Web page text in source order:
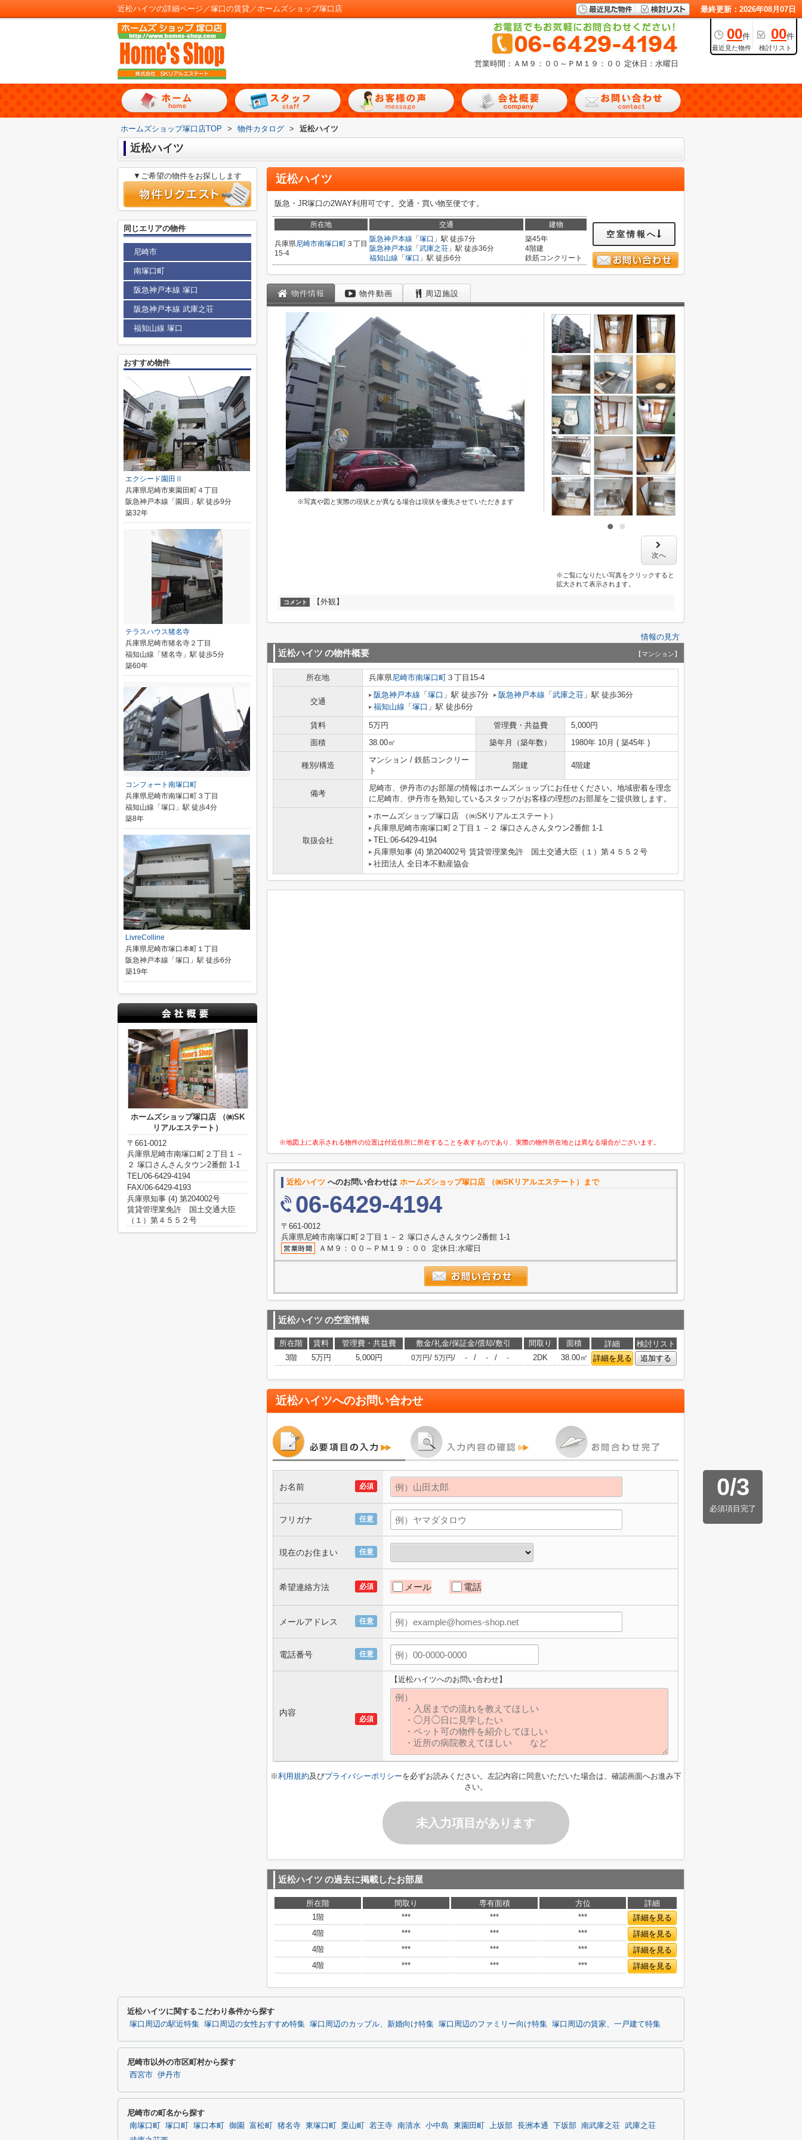
近松ハイツの詳細ページ／塚口の賃貸／ホームズショップ塚口店 最終更新：2026年08月07日
00件
最近見た物件
00件
検討リスト
営業時間：ＡＭ９：００～ＰＭ１９：００ 定休日：水曜日
ホームズショップ塚口店TOP > 物件カタログ > 近松ハイツ
近松ハイツ
近松ハイツ
阪急・JR塚口の2WAY利用可です。交通・買い物至便です。
所在地 交通 建物
兵庫県尼崎市南塚口町 ３丁目
15-4
阪急神戸本線 「 塚口 」駅 徒歩7分
阪急神戸本線 「 武庫之荘 」駅 徒歩36分
福知山線 「 塚口 」駅 徒歩6分
築45年
4階建
鉄筋コンクリート
空室情報へ
物件情報 物件動画 周辺施設
※写真や図と実際の現状とが異なる場合は現状を優先させていただきます
次へ
※ご覧になりたい写真をクリックすると
拡大されて表示されます。
コメント 【外観】
情報の見方
近松ハイツ の物件概要 【マンション】
所在地 兵庫県尼崎市南塚口町 ３丁目15-4
交通
阪急神戸本線 「 塚口 」駅 徒歩7分 阪急神戸本線 「 武庫之荘 」駅 徒歩36分
福知山線 「 塚口 」駅 徒歩6分
賃料 5万円 管理費・共益費
5,000円
面積
38.00㎡ 築年月（築年数） 1980年 10月 ( 築45年 )
種別/構造
マンション / 鉄筋コンクリー
ト
階建 4階建
備考
尼崎市、伊丹市のお部屋の情報はホームズショップにお任せください。地域密着を理念
に尼崎市、伊丹市を熟知しているスタッフがお客様の理想のお部屋をご提供致します。
取扱会社
ホームズショップ塚口店 （㈱SKリアルエステート）
兵庫県尼崎市南塚口町２丁目１－２ 塚口さんさんタウン2番館 1-1
TEL:06-6429-4194
兵庫県知事 (4) 第204002号 賃貸管理業免許 国土交通大臣（１）第４５５２号
社団法人 全日本不動産協会
※地図上に表示される物件の位置は付近住所に所在することを表すものであり、実際の物件所在地とは異なる場合がございます。
近松ハイツ へのお問い合わせは ホームズショップ塚口店 （㈱SKリアルエステート）まで
06-6429-4194
〒661-0012
兵庫県尼崎市南塚口町２丁目１－２ 塚口さんさんタウン2番館 1-1
ＡＭ９：００～ＰＭ１９：００ 定休日:水曜日
近松ハイツ の空室情報
所在階 賃料 管理費・共益費 敷金/礼金/保証金/償却/敷引 間取り 面積 詳細
検討リスト
3階
5万円 5,000円 0万円/ 5万円/ - / - / - 2DK 38.00㎡ 詳細を見る 追加する
近松ハイツへのお問い合わせ
0/3
必須項目完了
必須
お名前
任意
フリガナ
任意
現在のお住まい
必須
希望連絡方法 メール 電話
任意
メールアドレス
任意
電話番号
必須
内容
【近松ハイツへのお問い合わせ】
※利用規約及びプライバシーポリシーを必ずお読みください。左記内容に同意いただいた場合は、確認画面へお進み下
さい。
未入力項目があります
近松ハイツ の過去に掲載したお部屋
所在階 間取り 専有面積 方位
詳細
1階
*** *** ***
詳細を見る
4階
*** *** ***
詳細を見る
4階
*** *** ***
詳細を見る
4階
*** *** *** 詳細を見る
▼ご希望の物件をお探しします
同じエリアの物件
尼崎市
南塚口町
阪急神戸本線 塚口
阪急神戸本線 武庫之荘
福知山線 塚口
おすすめ物件
エクシード園田Ⅱ
兵庫県尼崎市東園田町４丁目
阪急神戸本線「園田」駅 徒歩9分
築32年
テラスハウス猪名寺
兵庫県尼崎市猪名寺２丁目
福知山線「猪名寺」駅 徒歩5分
築60年
コンフォート南塚口町
兵庫県尼崎市南塚口町３丁目
福知山線「塚口」駅 徒歩4分
築8年
LivreColline
兵庫県尼崎市塚口本町１丁目
阪急神戸本線「塚口」駅 徒歩6分
築19年
ホームズショップ塚口店 （㈱SK
リアルエステート）
〒661-0012
兵庫県尼崎市南塚口町２丁目１－
２ 塚口さんさんタウン2番館 1-1
TEL/06-6429-4194
FAX/06-6429-4193
兵庫県知事 (4) 第204002号
賃貸管理業免許 国土交通大臣
（１）第４５５２号
近松ハイツに関するこだわり条件から探す
塚口周辺の駅近特集 塚口周辺の女性おすすめ特集 塚口周辺のカップル、新婚向け特集 塚口周辺のファミリー向け特集 塚口周辺の賃家、一戸建て特集
尼崎市以外の市区町村から探す
西宮市 伊丹市
尼崎市の町名から探す
南塚口町 塚口町 塚口本町 御園 富松町 猪名寺 東塚口町 栗山町 若王寺 南清水 小中島 東園田町 上坂部 長洲本通 下坂部 南武庫之荘 武庫之荘